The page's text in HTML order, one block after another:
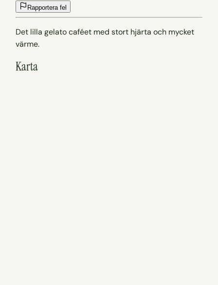
Rapportera fel
Det lilla gelato caféet med stort hjärta och mycket
värme.
Karta